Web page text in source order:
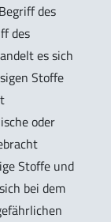
des
des
es sich
Stoffe
oder
Stoffe und
bei dem